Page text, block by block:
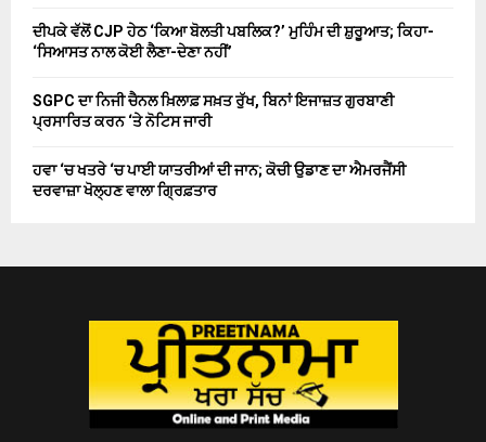
ਦੀਪਕੇ ਵੱਲੋਂ CJP ਹੇਠ ‘ਕਿਆ ਬੋਲਤੀ ਪਬਲਿਕ?’ ਮੁਹਿੰਮ ਦੀ ਸ਼ੁਰੂਆਤ; ਕਿਹਾ-
‘ਸਿਆਸਤ ਨਾਲ ਕੋਈ ਲੈਣਾ-ਦੇਣਾ ਨਹੀਂ’
SGPC ਦਾ ਨਿਜੀ ਚੈਨਲ ਖ਼ਿਲਾਫ਼ ਸਖ਼ਤ ਰੁੱਖ, ਬਿਨਾਂ ਇਜਾਜ਼ਤ ਗੁਰਬਾਣੀ
ਪ੍ਰਸਾਰਿਤ ਕਰਨ ‘ਤੇ ਨੋਟਿਸ ਜਾਰੀ
ਹਵਾ ‘ਚ ਖਤਰੇ ‘ਚ ਪਾਈ ਯਾਤਰੀਆਂ ਦੀ ਜਾਨ; ਕੋਚੀ ਉਡਾਣ ਦਾ ਐਮਰਜੈਂਸੀ
ਦਰਵਾਜ਼ਾ ਖੋਲ੍ਹਣ ਵਾਲਾ ਗ੍ਰਿਫ਼ਤਾਰ